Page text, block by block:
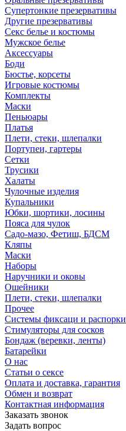
Супертонкие презервативы
Другие презервативы
Секс белье и костюмы
Мужское белье
Аксессуары
Боди
Бюстье, корсеты
Игровые костюмы
Комплекты
Маски
Пеньюары
Платья
Плети, стеки, шлепалки
Портупеи, гартеры
Сетки
Трусики
Халаты
Чулочные изделия
Купальники
Юбки, шортики, лосины
Пояса для чулок
Садо-мазо, Фетиш, БДСМ
Кляпы
Маски
Наборы
Наручники и оковы
Ошейники
Плети, стеки, шлепалки
Прочее
Системы фиксаци и распорки
Стимуляторы для сосков
Бондаж (веревки, ленты)
Батарейки
О нас
Статьи о сексе
Оплата и доставка, гарантия
Обмен и возврат
Контактная информация
Заказать звонок
Задать вопрос